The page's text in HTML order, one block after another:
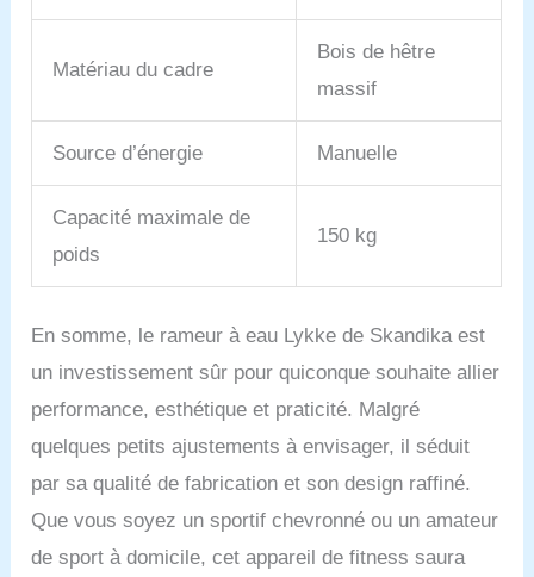
Matériau du cadre
Bois de hêtre
massif
Source d’énergie Manuelle
Capacité maximale de
poids
150 kg
En somme, le rameur à eau Lykke de Skandika est
un investissement sûr pour quiconque souhaite allier
performance, esthétique et praticité. Malgré
quelques petits ajustements à envisager, il séduit
par sa qualité de fabrication et son design raffiné.
Que vous soyez un sportif chevronné ou un amateur
de sport à domicile, cet appareil de fitness saura